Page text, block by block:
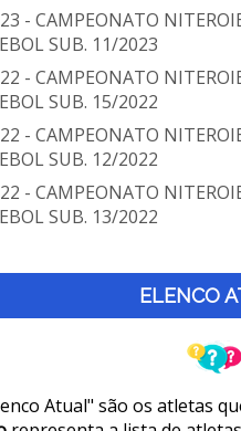
- CAMPEONATO
SUB. 11/2023
- CAMPEONATO
SUB. 15/2022
- CAMPEONATO
SUB. 12/2022
- CAMPEONATO
SUB. 13/2022
ELENCO
Atual" são os atletas